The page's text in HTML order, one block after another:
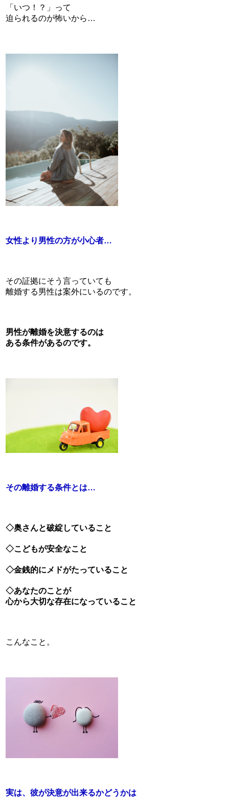
「いつ！？」って
迫られるのが怖いから…
女性より男性の方が小心者…
その証拠にそう言っていても
離婚する男性は案外にいるのです。
男性が離婚を決意するのは
ある条件があるのです。
その離婚する条件とは…
◇奥さんと破綻していること
◇こどもが安全なこと
◇金銭的にメドがたっていること
◇あなたのことが
心から大切な存在になっていること
こんなこと。
実は、彼が決意が出来るかどうかは